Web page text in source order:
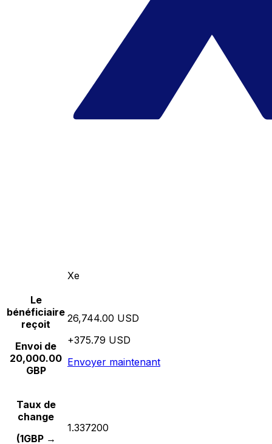
Xe
Le
bénéficiaire
reçoit
Envoi de
20,000.00
GBP
26,744.00 USD
+375.79 USD
Envoyer maintenant
Taux de
change
(1GBP →
1.337200